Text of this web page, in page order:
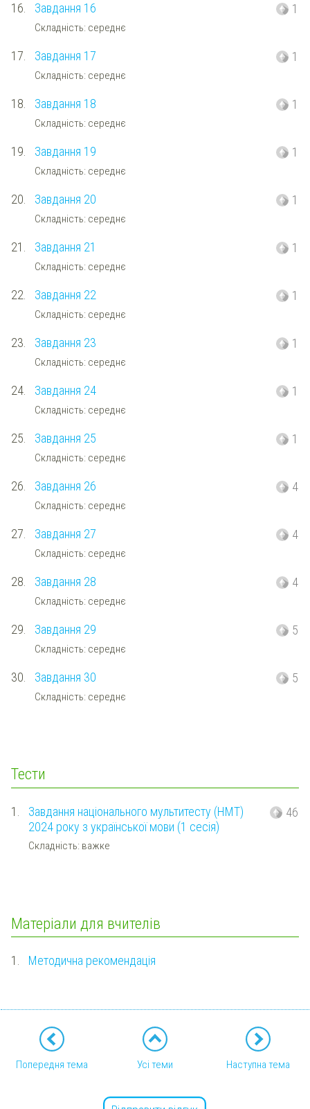
16. Завдання 16
Складність: середнє
1
17. Завдання 17
Складність: середнє
1
18. Завдання 18
Складність: середнє
1
19. Завдання 19
Складність: середнє
1
20. Завдання 20
Складність: середнє
1
21. Завдання 21
Складність: середнє
1
22. Завдання 22
Складність: середнє
1
23. Завдання 23
Складність: середнє
1
24. Завдання 24
Складність: середнє
1
25. Завдання 25
Складність: середнє
1
26. Завдання 26
Складність: середнє
4
27. Завдання 27
Складність: середнє
4
28. Завдання 28
Складність: середнє
4
29. Завдання 29
Складність: середнє
5
30. Завдання 30
Складність: середнє
5
Тести
1.
Завдання національного мультитесту (НМТ)
2024 року з української мови (1 сесія)
Складність: важке
46
Матеріали для вчителів
1. Методична рекомендація
Попередня тема Усі теми Наступна тема